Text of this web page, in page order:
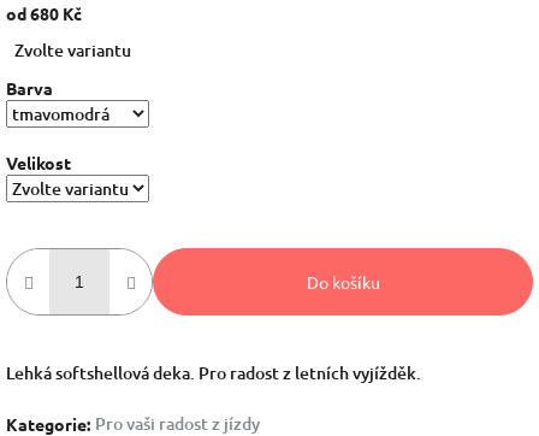
od680 Kč
cena:
Zvolte variantu
Barva
Velikost
Do košíku
Lehká softshellová deka. Pro radost z letních vyjížděk.
Kategorie: Pro vaši radost z jízdy